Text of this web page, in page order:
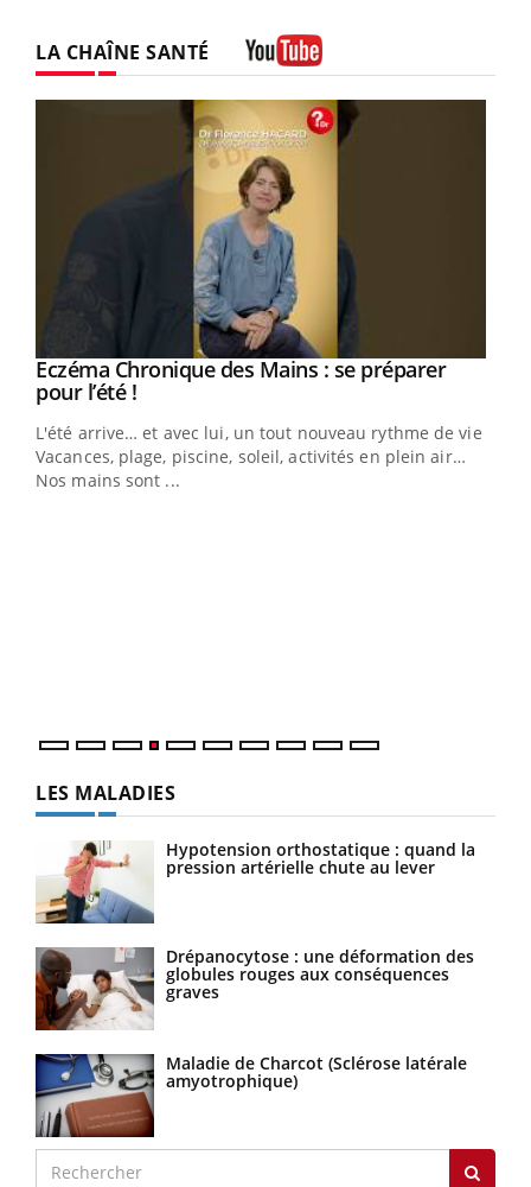
LA CHAÎNE SANTÉ
Youtube
Eczéma Chronique des Mains : se préparer
pour l’été !Youtube
L'été arrive… et avec lui, un tout nouveau rythme de vie !
Vacances, plage, piscine, soleil, activités en plein air…
Nos mains sont ...
LES MALADIES
Hypotension orthostatique : quand la
pression artérielle chute au lever
Drépanocytose : une déformation des
globules rouges aux conséquences
graves
Maladie de Charcot (Sclérose latérale
amyotrophique)